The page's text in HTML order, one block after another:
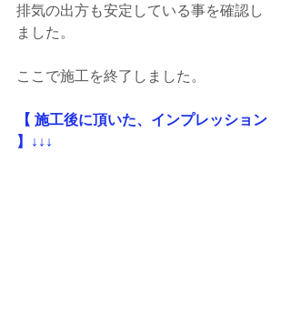
排気の出方も安定している事を確認し
ました。
ここで施工を終了しました。
【 施工後に頂いた、インプレッション
】↓↓↓